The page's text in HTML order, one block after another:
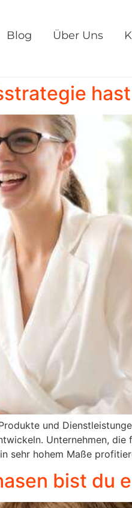
Blog Über Uns
und
Unternehmen,
sehr hohem Maße
bist du